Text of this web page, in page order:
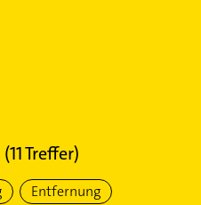
(11Treffer)
Entfernung